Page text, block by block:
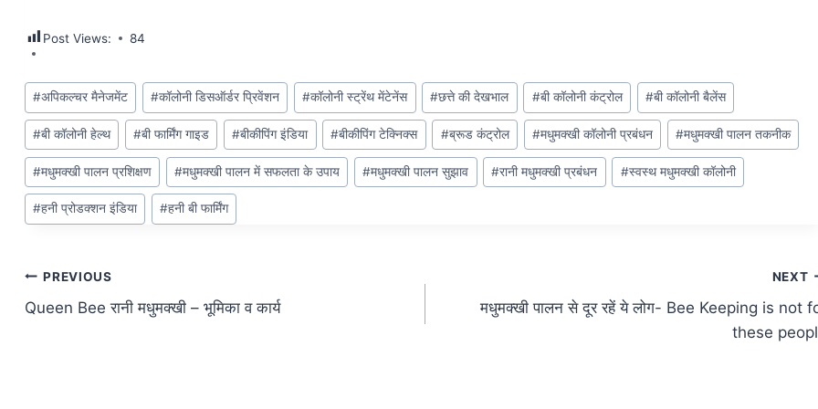
Post Views: 84
#अपिकल्चर मैनेजमेंट #कॉलोनी डिसऑर्डर प्रिवेंशन #कॉलोनी स्ट्रेंथ मेंटेनेंस #छत्ते की देखभाल #बी कॉलोनी कंट्रोल #बी कॉलोनी बैलेंस
#बी कॉलोनी हेल्थ #बी फार्मिंग गाइड #बीकीपिंग इंडिया #बीकीपिंग टेक्निक्स #ब्रूड कंट्रोल #मधुमक्खी कॉलोनी प्रबंधन #मधुमक्खी पालन तकनीक
#मधुमक्खी पालन प्रशिक्षण #मधुमक्खी पालन में सफलता के उपाय #मधुमक्खी पालन सुझाव #रानी मधुमक्खी प्रबंधन #स्वस्थ मधुमक्खी कॉलोनी
#हनी प्रोडक्शन इंडिया #हनी बी फार्मिंग
PREVIOUS
Queen Bee रानी मधुमक्खी – भूमिका व कार्य
NEXT
मधुमक्खी पालन से दूर रहें ये लोग- Bee Keeping is not
these